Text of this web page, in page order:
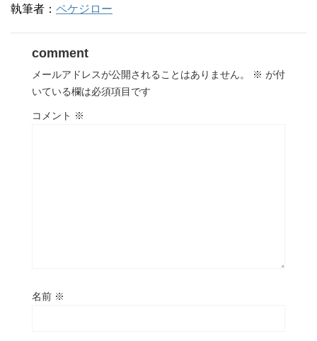
執筆者： ペケジロー
comment
メールアドレスが公開されることはありません。 ※ が付
いている欄は必須項目です
コメント ※
名前 ※